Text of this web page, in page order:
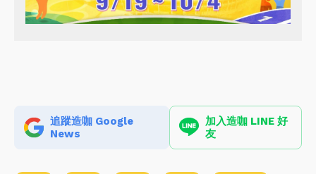
追蹤造咖 Google
News
加入造咖 LINE 好
友